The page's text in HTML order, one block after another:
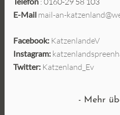
E-Mail mail-an-
Facebook: KatzenlandeV
Instagram:
Twitter: Katzenland_Ev
Mehr